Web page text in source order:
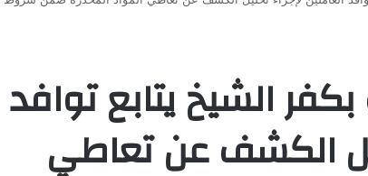
الشيخ يتابع توافد
الكشف عن تعاطي